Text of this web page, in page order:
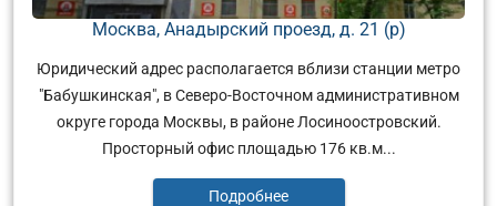
Москва, Анадырский проезд, д. 21 (р)
Юридический адрес располагается вблизи станции метро
"Бабушкинская", в Северо-Восточном административном
округе города Москвы, в районе Лосиноостровский.
Просторный офис площадью 176 кв.м...
Подробнее